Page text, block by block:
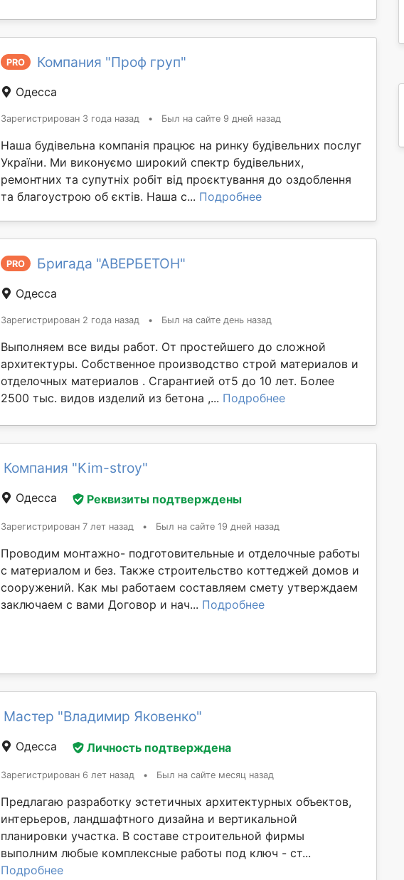
PRO Компания "Проф груп"
Одесса
Зарегистрирован 3 года назад • Был на сайте 9 дней назад
Наша будівельна компанія працює на ринку будівельних послуг
України. Ми виконуємо широкий спектр будівельних,
ремонтних та супутніх робіт від проєктування до оздоблення
та благоустрою об єктів. Наша с... Подробнее
PRO Бригада "АВЕРБЕТОН"
Одесса
Зарегистрирован 2 года назад • Был на сайте день назад
Выполняем все виды работ. От простейшего до сложной
архитектуры. Собственное производство строй материалов и
отделочных материалов . Сгарантией от5 до 10 лет. Более
2500 тыс. видов изделий из бетона ,... Подробнее
Компания "Kim-stroy"
Одесса Реквизиты подтверждены
Зарегистрирован 7 лет назад • Был на сайте 19 дней назад
Проводим монтажно- подготовительные и отделочные работы
с материалом и без. Также строительство коттеджей домов и
сооружений. Как мы работаем составляем смету утверждаем
заключаем с вами Договор и нач... Подробнее
Мастер "Владимир Яковенко"
Одесса Личность подтверждена
Зарегистрирован 6 лет назад • Был на сайте месяц назад
Предлагаю разработку эстетичных архитектурных объектов,
интерьеров, ландшафтного дизайна и вертикальной
планировки участка. В составе строительной фирмы
выполним любые комплексные работы под ключ - ст...
Подробнее